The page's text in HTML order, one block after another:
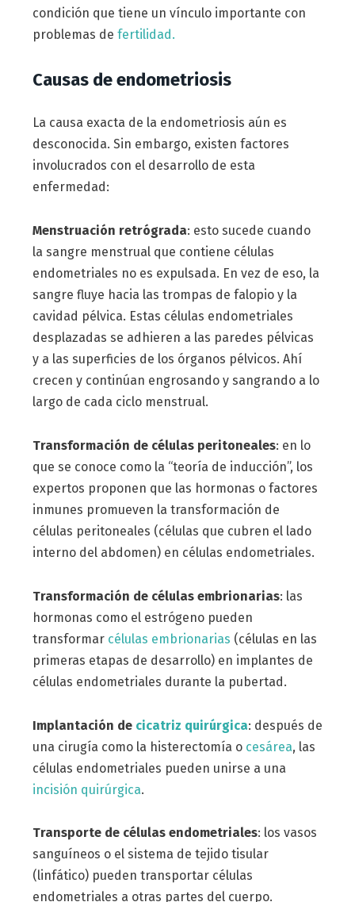
condición que tiene un vínculo importante con
problemas de fertilidad.
Causas de endometriosis
La causa exacta de la endometriosis aún es
desconocida. Sin embargo, existen factores
involucrados con el desarrollo de esta
enfermedad:
Menstruación retrógrada: esto sucede cuando
la sangre menstrual que contiene células
endometriales no es expulsada. En vez de eso, la
sangre fluye hacia las trompas de falopio y la
cavidad pélvica. Estas células endometriales
desplazadas se adhieren a las paredes pélvicas
y a las superficies de los órganos pélvicos. Ahí
crecen y continúan engrosando y sangrando a lo
largo de cada ciclo menstrual.
Transformación de células peritoneales: en lo
que se conoce como la “teoría de inducción”, los
expertos proponen que las hormonas o factores
inmunes promueven la transformación de
células peritoneales (células que cubren el lado
interno del abdomen) en células endometriales.
Transformación de células embrionarias: las
hormonas como el estrógeno pueden
transformar células embrionarias (células en las
primeras etapas de desarrollo) en implantes de
células endometriales durante la pubertad.
Implantación de cicatriz quirúrgica: después de
una cirugía como la histerectomía o cesárea, las
células endometriales pueden unirse a una
incisión quirúrgica.
Transporte de células endometriales: los vasos
sanguíneos o el sistema de tejido tisular
(linfático) pueden transportar células
endometriales a otras partes del cuerpo.